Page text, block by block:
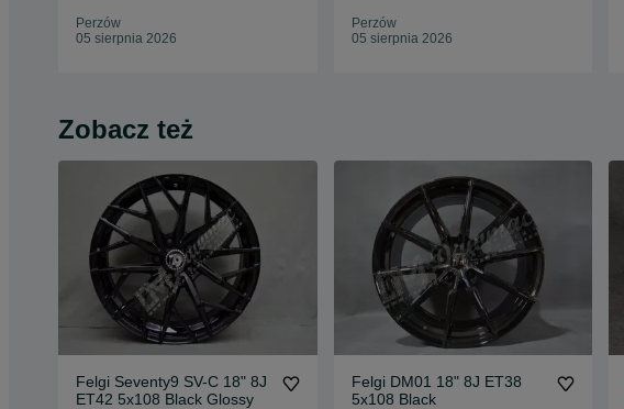
Perzów
05 sierpnia 2026
Perzów
05 sierpnia 2026
Zobacz też
Felgi Seventy9 SV-C 18" 8J
ET42 5x108 Black Glossy
Felgi DM01 18" 8J ET38
5x108 Black